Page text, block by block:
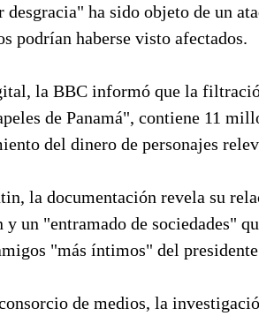
desgracia" ha sido objeto de un
podrían haberse visto afectados.
la BBC informó que la
de Panamá", contiene 11
del dinero de personajes
la documentación revela su
y un "entramado de sociedades"
"más íntimos" del
de medios, la